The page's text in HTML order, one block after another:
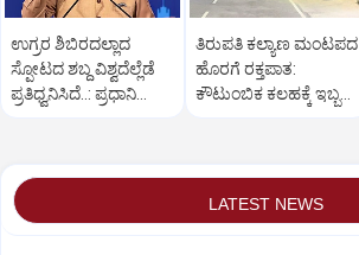
ಉಗ್ರರ ಶಿಬಿರದಲ್ಲಾದ
ಸ್ಪೋಟದ ಶಬ್ದ ವಿಶ್ವದೆಲ್ಲೆಡೆ
ಪ್ರತಿಧ್ವನಿಸಿದೆ..: ಪ್ರಧಾನಿ
ತಿರುಪತಿ ಕಲ್ಯಾಣ ಮಂಟಪದ
ಹೊರಗೆ ರಕ್ತಪಾತ:
ಕೌಟುಂಬಿಕ ಕಲಹಕ್ಕೆ ಇಬ್ಬರ
LATEST NEWS